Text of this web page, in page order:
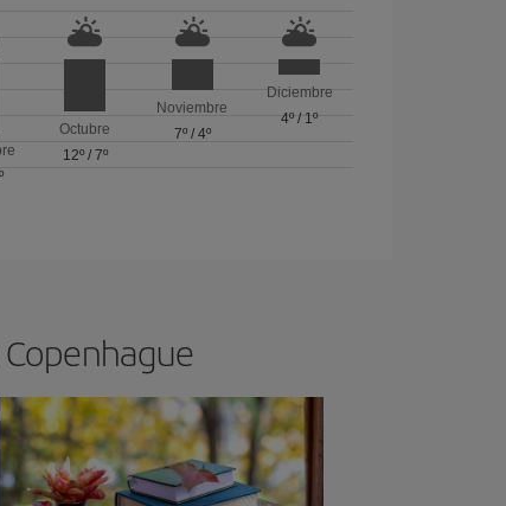
Octubre
12º/ 7º
Noviembre
7º/ 4º
Diciembre
4º/ 1º